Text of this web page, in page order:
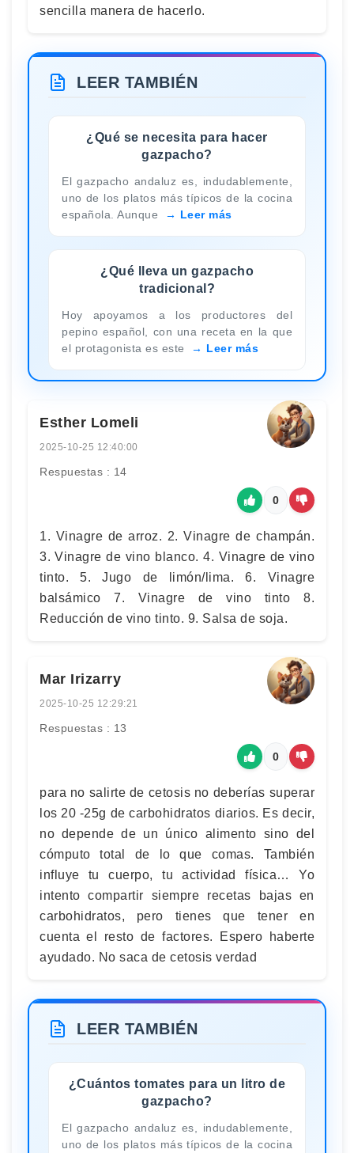
sencilla manera de hacerlo.
LEER TAMBIÉN
¿Qué se necesita para hacer
gazpacho?
El gazpacho andaluz es, indudablemente,
uno de los platos más típicos de la cocina
española. Aunque
Leer más
¿Qué lleva un gazpacho
tradicional?
Hoy apoyamos a los productores del
pepino español, con una receta en la que
el protagonista es este
Leer más
Esther Lomeli
2025-10-25 12:40:00
Respuestas : 14
0
1. Vinagre de arroz. 2. Vinagre de champán.
3. Vinagre de vino blanco. 4. Vinagre de vino
tinto. 5. Jugo de limón/lima. 6. Vinagre
balsámico 7. Vinagre de vino tinto 8.
Reducción de vino tinto. 9. Salsa de soja.
Mar Irizarry
2025-10-25 12:29:21
Respuestas : 13
0
para no salirte de cetosis no deberías superar
los 20 -25g de carbohidratos diarios. Es decir,
no depende de un único alimento sino del
cómputo total de lo que comas. También
influye tu cuerpo, tu actividad física… Yo
intento compartir siempre recetas bajas en
carbohidratos, pero tienes que tener en
cuenta el resto de factores. Espero haberte
ayudado. No saca de cetosis verdad
LEER TAMBIÉN
¿Cuántos tomates para un litro de
gazpacho?
El gazpacho andaluz es, indudablemente,
uno de los platos más típicos de la cocina